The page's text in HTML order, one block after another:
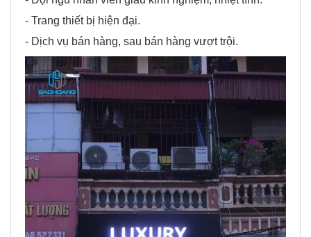
- Trang thiết bị hiện đại.
- Dịch vụ bán hàng, sau bán hàng vượt trội.